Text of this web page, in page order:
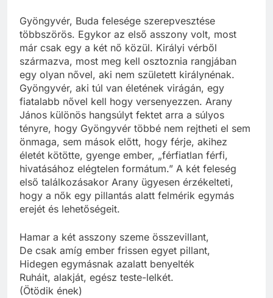
Gyöngyvér, Buda felesége szerepvesztése
többszörös. Egykor az első asszony volt, most
már csak egy a két nő közül. Királyi vérből
származva, most meg kell osztoznia rangjában
egy olyan nővel, aki nem született királynénak.
Gyöngyvér, aki túl van életének virágán, egy
fiatalabb nővel kell hogy versenyezzen. Arany
János különös hangsúlyt fektet arra a súlyos
tényre, hogy Gyöngyvér többé nem rejtheti el sem
önmaga, sem mások előtt, hogy férje, akihez
életét kötötte, gyenge ember, „férfiatlan férfi,
hivatásához elégtelen formátum.” A két feleség
első találkozásakor Arany ügyesen érzékelteti,
hogy a nők egy pillantás alatt felmérik egymás
erejét és lehetőségeit.
Hamar a két asszony szeme összevillant,
De csak amíg ember frissen egyet pillant,
Hidegen egymásnak azalatt benyelték
Ruháit, alakját, egész teste-lelkét.
(Ötödik ének)